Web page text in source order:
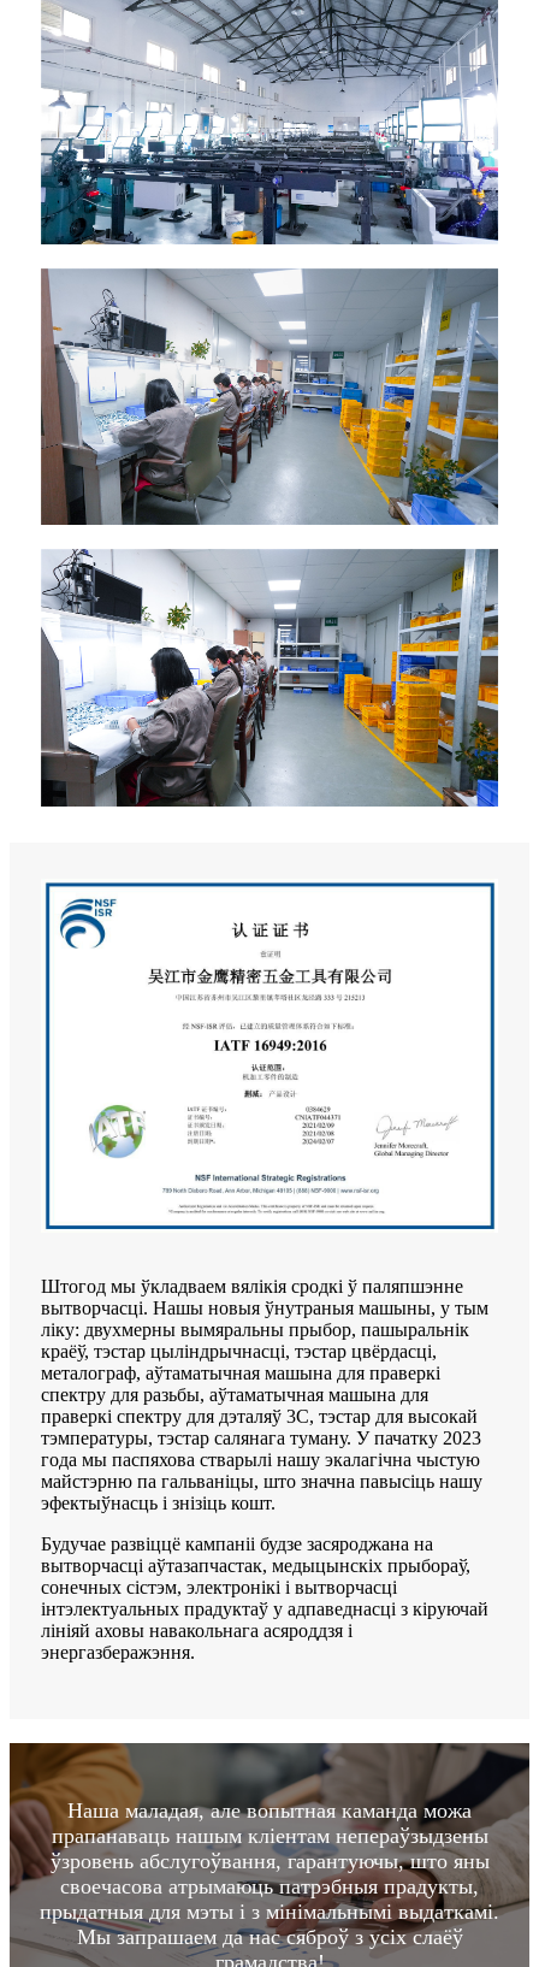
Штогод мы ўкладваем вялікія сродкі ў паляпшэнне
вытворчасці. Нашы новыя ўнутраныя машыны, у тым
ліку: двухмерны вымяральны прыбор, пашыральнік
краёў, тэстар цыліндрычнасці, тэстар цвёрдасці,
металограф, аўтаматычная машына для праверкі
спектру для разьбы, аўтаматычная машына для
праверкі спектру для дэталяў 3C, тэстар для высокай
тэмпературы, тэстар салянага туману. У пачатку 2023
года мы паспяхова стварылі нашу экалагічна чыстую
майстэрню па гальваніцы, што значна павысіць нашу
эфектыўнасць і знізіць кошт.
Будучае развіццё кампаніі будзе засяроджана на
вытворчасці аўтазапчастак, медыцынскіх прыбораў,
сонечных сістэм, электронікі і вытворчасці
інтэлектуальных прадуктаў у адпаведнасці з кіруючай
лініяй аховы навакольнага асяроддзя і
энергазберажэння.
Наша маладая, але вопытная каманда можа
прапанаваць нашым кліентам непераўзыдзены
ўзровень абслугоўвання, гарантуючы, што яны
своечасова атрымаюць патрэбныя прадукты,
прыдатныя для мэты і з мінімальнымі выдаткамі.
Мы запрашаем да нас сяброў з усіх слаёў